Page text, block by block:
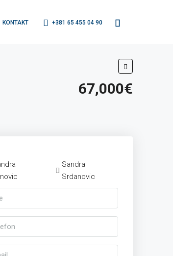
KONTAKT +381 65 455 04 90
67,000€
Sandra
Srdanovic